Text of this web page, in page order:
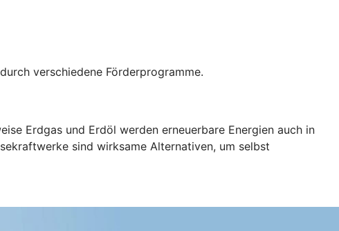
verschiedene Förderprogramme.
Erdgas und Erdöl werden erneuerbare Energien auch in
sind wirksame Alternativen, um selbst